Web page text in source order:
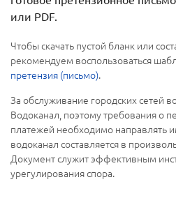
или PDF.
Чтобы скачать пустой бланк или
рекомендуем воспользоваться
претензия (письмо).
За обслуживание городских сетей
Водоканал, поэтому требования о
платежей необходимо направлять
водоканал составляется в
Документ служит эффективным
урегулирования спора.